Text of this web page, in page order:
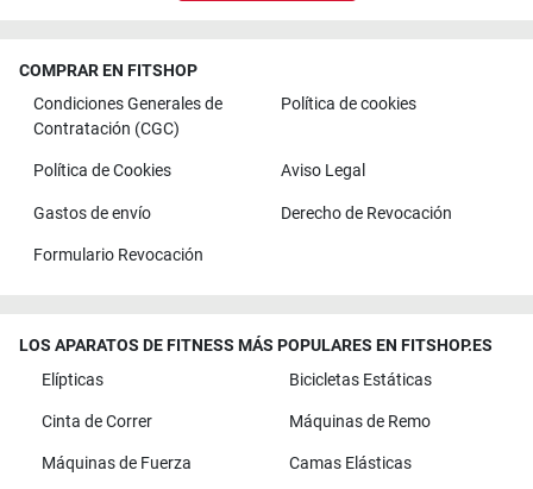
COMPRAR EN FITSHOP
Condiciones Generales de
Contratación (CGC)
Política de cookies
Política de Cookies Aviso Legal
Gastos de envío Derecho de Revocación
Formulario Revocación
LOS APARATOS DE FITNESS MÁS POPULARES EN FITSHOP.ES
Elípticas
Bicicletas Estáticas
Cinta de Correr Máquinas de Remo
Máquinas de Fuerza Camas Elásticas